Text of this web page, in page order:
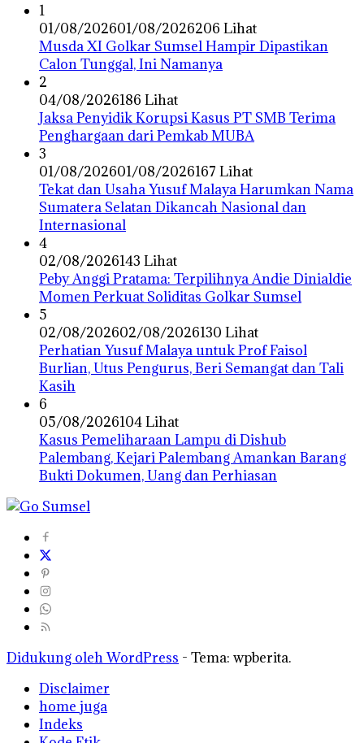
1
01/08/202601/08/2026206 Lihat
Musda XI Golkar Sumsel Hampir Dipastikan
Calon Tunggal, Ini Namanya
2
04/08/2026186 Lihat
Jaksa Penyidik Korupsi Kasus PT SMB Terima
Penghargaan dari Pemkab MUBA
3
01/08/202601/08/2026167 Lihat
Tekat dan Usaha Yusuf Malaya Harumkan Nama
Sumatera Selatan Dikancah Nasional dan
Internasional
4
02/08/2026143 Lihat
Peby Anggi Pratama: Terpilihnya Andie Dinialdie
Momen Perkuat Soliditas Golkar Sumsel
5
02/08/202602/08/2026130 Lihat
Perhatian Yusuf Malaya untuk Prof Faisol
Burlian, Utus Pengurus, Beri Semangat dan Tali
Kasih
6
05/08/2026104 Lihat
Kasus Pemeliharaan Lampu di Dishub
Palembang, Kejari Palembang Amankan Barang
Bukti Dokumen, Uang dan Perhiasan
Didukung oleh WordPress - Tema: wpberita.
Disclaimer
home juga
Indeks